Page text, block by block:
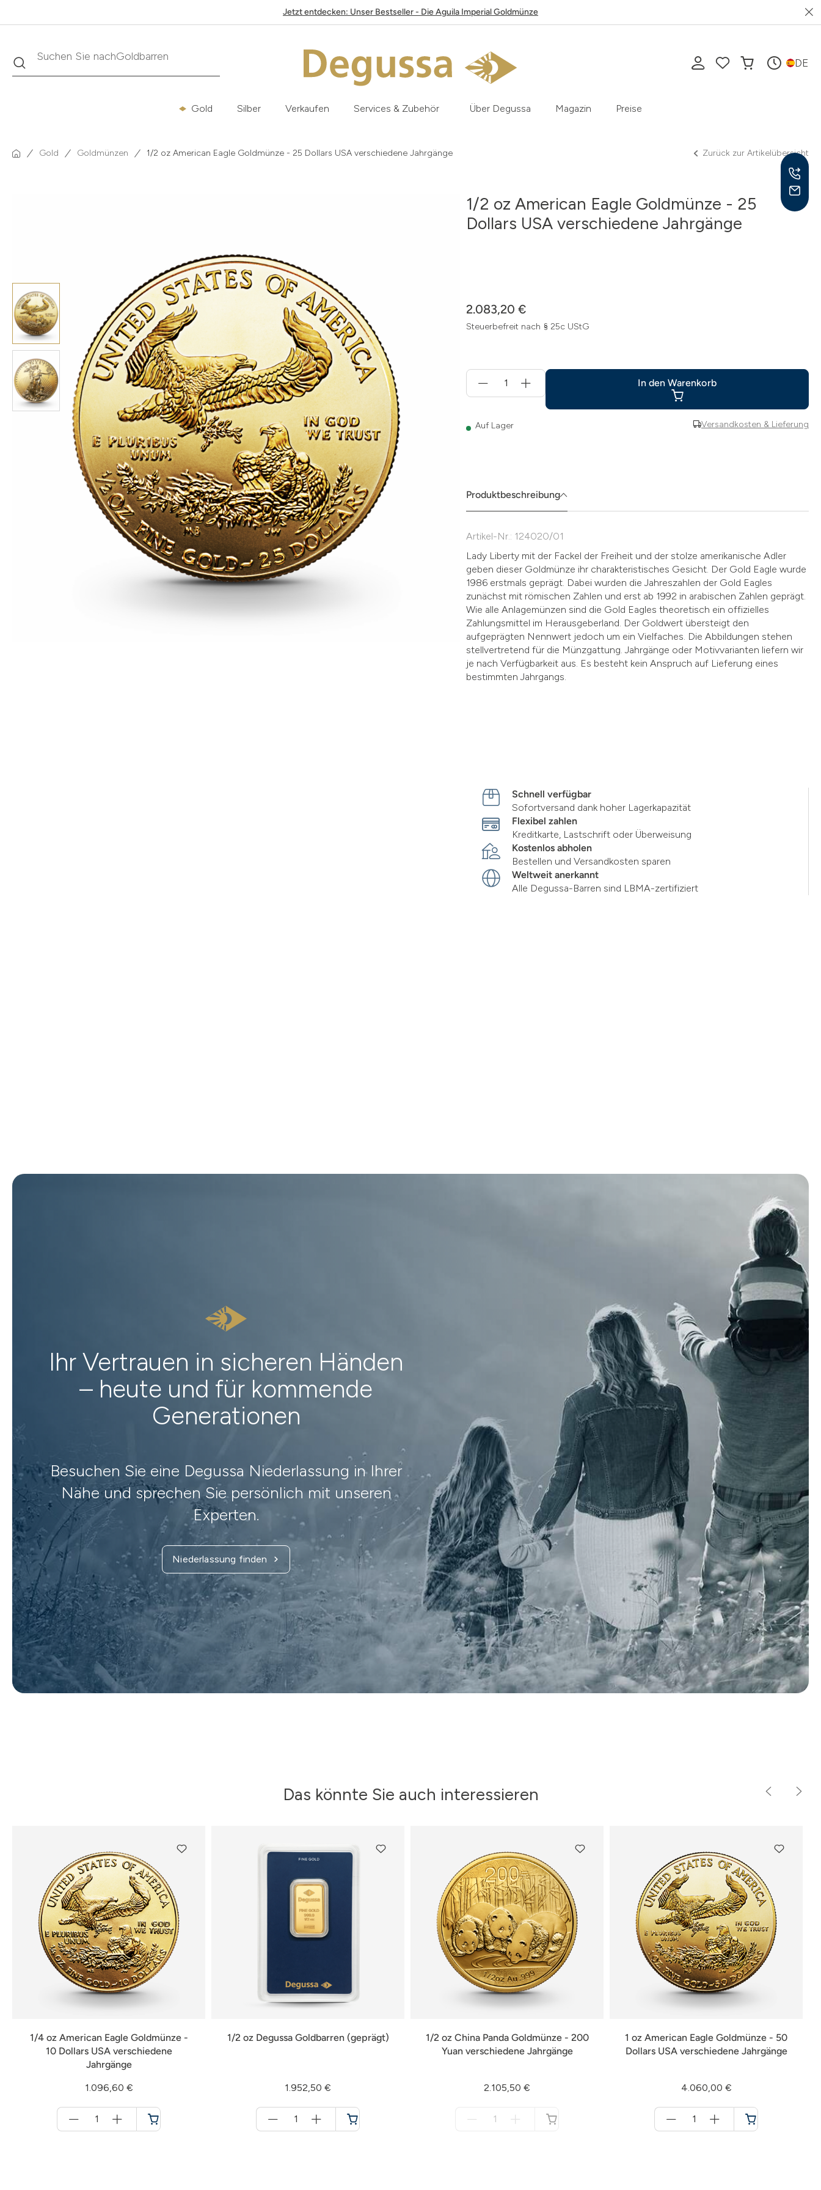
Jetzt entdecken: Unser Bestseller - Die Aguila Imperial Goldmünze
Suche Suchen Sie nachKrügerrand DE
Gold Silber Verkaufen Services & Zubehör Über Degussa Magazin Preise
Gold Goldmünzen 1/2 oz American Eagle Goldmünze - 25 Dollars USA verschiedene Jahrgänge Zurück zur Artikelübersicht
1/2 oz American Eagle Goldmünze - 25
Dollars USA verschiedene Jahrgänge
2.083,20 €
Steuerbefreit nach § 25c UStG
Versandkosten & Lieferung
für
In
Warenkorb
In den Warenkorb
Auf Lager
Produktbeschreibung
Artikel-Nr.: 124020/01
Lady Liberty mit der Fackel der Freiheit und der stolze amerikanische Adler
geben dieser Goldmünze ihr charakteristisches Gesicht. Der Gold Eagle wurde
1986 erstmals geprägt. Dabei wurden die Jahreszahlen der Gold Eagles
zunächst mit römischen Zahlen und erst ab 1992 in arabischen Zahlen geprägt.
Wie alle Anlagemünzen sind die Gold Eagles theoretisch ein offizielles
Zahlungsmittel im Herausgeberland. Der Goldwert übersteigt den
aufgeprägten Nennwert jedoch um ein Vielfaches. Die Abbildungen stehen
stellvertretend für die Münzgattung. Jahrgänge oder Motivvarianten liefern wir
je nach Verfügbarkeit aus. Es besteht kein Anspruch auf Lieferung eines
bestimmten Jahrgangs.
Schnell verfügbar
Sofortversand dank hoher Lagerkapazität
Flexibel zahlen
Kreditkarte, Lastschrift oder Überweisung
Kostenlos abholen
Bestellen und Versandkosten sparen
Weltweit anerkannt
Alle Degussa-Barren sind LBMA-zertifiziert
Ihr Vertrauen in sicheren Händen
– heute und für kommende
Generationen
Besuchen Sie eine Degussa Niederlassung in Ihrer
Nähe und sprechen Sie persönlich mit unseren
Experten.
Niederlassung finden
Das könnte Sie auch interessieren
1/4 oz American Eagle Goldmünze -
10 Dollars USA verschiedene
Jahrgänge
1.096,60 €
1/2 oz Degussa Goldbarren (geprägt)
1.952,50 €
1/2 oz China Panda Goldmünze - 200
Yuan verschiedene Jahrgänge
2.105,50 €
1 oz American Eagle Goldmünze - 50
Dollars USA verschiedene Jahrgänge
4.060,00 €